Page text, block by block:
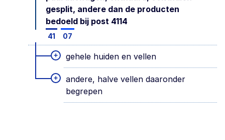
gesplit, andere dan de producten
bedoeld bij post 4114
41 07
+ gehele huiden en vellen
+
andere, halve vellen daaronder
begrepen